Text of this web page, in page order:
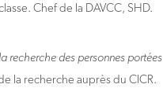
Chef de la DAVCC, SHD.
recherche des personnes portées
la recherche auprès du CICR.